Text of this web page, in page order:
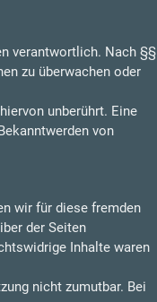
verantwortlich. Nach §§
zu überwachen oder
unberührt. Eine
von
wir für diese fremden
der Seiten
Inhalte waren
nicht zumutbar. Bei